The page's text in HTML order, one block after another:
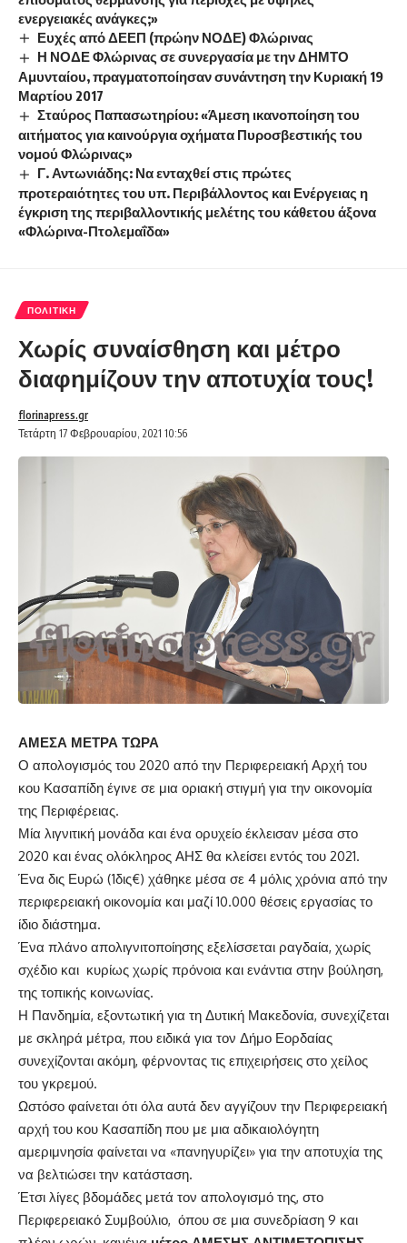
ενεργειακές ανάγκες;»
Ευχές από ΔΕΕΠ (πρώην ΝΟΔΕ) Φλώρινας
Η ΝΟΔΕ Φλώρινας σε συνεργασία με την ΔΗΜΤΟ
Αμυνταίου, πραγματοποίησαν συνάντηση την Κυριακή 19
Μαρτίου 2017
Σταύρος Παπασωτηρίου: «Άμεση ικανοποίηση του
αιτήματος για καινούργια οχήματα Πυροσβεστικής του
νομού Φλώρινας»
Γ. Αντωνιάδης: Να ενταχθεί στις πρώτες
προτεραιότητες του υπ. Περιβάλλοντος και Ενέργειας η
έγκριση της περιβαλλοντικής μελέτης του κάθετου άξονα
«Φλώρινα-Πτολεμαΐδα»
ΠΟΛΙΤΙΚΉ
Χωρίς συναίσθηση και μέτρο
διαφημίζουν την αποτυχία τους!
Τετάρτη 17 Φεβρουαρίου, 2021 10:56
florinapress.gr
ΑΜΕΣΑ ΜΕΤΡΑ ΤΩΡΑ
Ο απολογισμός του 2020 από την Περιφερειακή Αρχή του
κου Κασαπίδη έγινε σε μια οριακή στιγμή για την οικονομία
της Περιφέρειας.
Μία λιγνιτική μονάδα και ένα ορυχείο έκλεισαν μέσα στο
2020 και ένας ολόκληρος ΑΗΣ θα κλείσει εντός του 2021.
Ένα δις Ευρώ (1δις€) χάθηκε μέσα σε 4 μόλις χρόνια από την
περιφερειακή οικονομία και μαζί 10.000 θέσεις εργασίας το
ίδιο διάστημα.
Ένα πλάνο απολιγνιτοποίησης εξελίσσεται ραγδαία, χωρίς
σχέδιο και κυρίως χωρίς πρόνοια και ενάντια στην βούληση,
της τοπικής κοινωνίας.
Η Πανδημία, εξοντωτική για τη Δυτική Μακεδονία, συνεχίζεται
με σκληρά μέτρα, που ειδικά για τον Δήμο Εορδαίας
συνεχίζονται ακόμη, φέρνοντας τις επιχειρήσεις στο χείλος
του γκρεμού.
Ωστόσο φαίνεται ότι όλα αυτά δεν αγγίζουν την Περιφερειακή
αρχή του κου Κασαπίδη που με μια αδικαιολόγητη
αμεριμνησία φαίνεται να «πανηγυρίζει» για την αποτυχία της
να βελτιώσει την κατάσταση.
Έτσι λίγες βδομάδες μετά τον απολογισμό της, στο
Περιφερειακό Συμβούλιο, όπου σε μια συνεδρίαση 9 και